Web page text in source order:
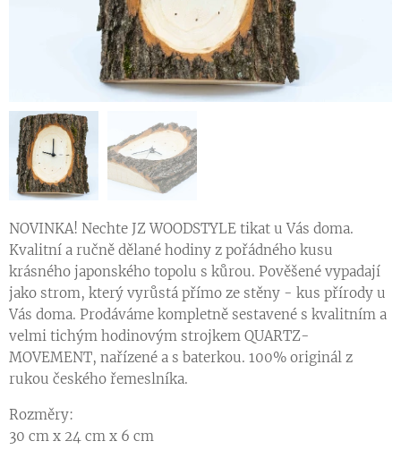
NOVINKA! Nechte JZ WOODSTYLE tikat u Vás doma.
Kvalitní a ručně dělané hodiny z pořádného kusu
krásného japonského topolu s kůrou. Pověšené vypadají
jako strom, který vyrůstá přímo ze stěny - kus přírody u
Vás doma. Prodáváme kompletně sestavené s kvalitním a
velmi tichým hodinovým strojkem QUARTZ-
MOVEMENT, nařízené a s baterkou. 100% originál z
rukou českého řemeslníka.
Rozměry:
30 cm x 24 cm x 6 cm